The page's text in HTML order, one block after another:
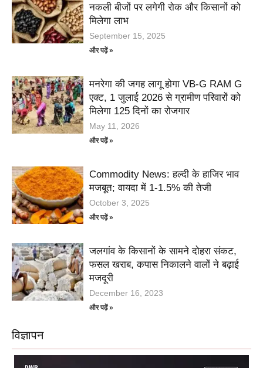
नकली बीजों पर लगेगी रोक और किसानों को
मिलेगा लाभ
September 15, 2025
और पढ़ें »
मनरेगा की जगह लागू होगा VB-G RAM G
एक्ट, 1 जुलाई 2026 से ग्रामीण परिवारों को
मिलेगा 125 दिनों का रोजगार
May 11, 2026
और पढ़ें »
Commodity News: हल्दी के हाजिर भाव
मजबूत; वायदा में 1-1.5% की तेजी
October 3, 2025
और पढ़ें »
जलगांव के किसानों के सामने दोहरा संकट,
फसल खराब, कपास निकालने वालों ने बढ़ाई
मजदूरी
December 16, 2023
और पढ़ें »
विज्ञापन